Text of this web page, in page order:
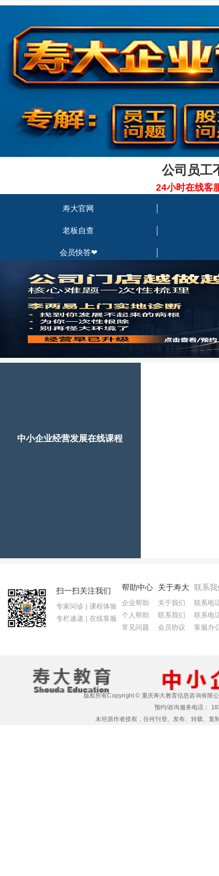
公司员工
24小时在线客
寿大官网
老板自查
会员快答❤
中小企业经营发展在线课程
扫一扫关注我们
专家问诊 | 课程体验
专栏速递 | 在线客服
帮助中心
企业帮助
个人帮助
常见问题
关于寿大
关于我们
联系我们
会员协议
联系我
联系电
联系电
客服办
版权所有Copyright © 重庆寿大教育信息咨询有限
预约/咨询服务电话：
未经原作者授权，任何刊登、发布、转载、复